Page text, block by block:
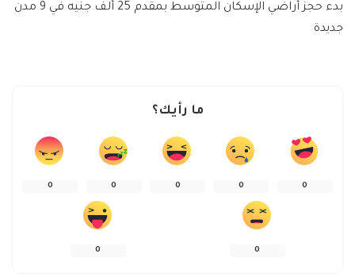
بدء حجز أراضي الإسكان المتوسط بمقدم 25 ألف جنيه في 9 مدن
جديدة
ما رأيك؟
0
0
0
0
0
0
0